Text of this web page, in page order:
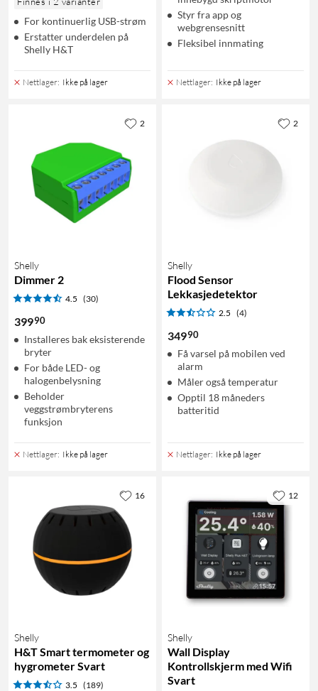
For kontinuerlig USB-strøm
Erstatter underdelen på
Shelly H&T
Nettlager: Ikke på lager
Styr fra app og
webgrensesnitt
Fleksibel innmating
Nettlager: Ikke på lager
Shelly
Dimmer 2
4.5 (30)
39990
Installeres bak eksisterende
bryter
For både LED- og
halogenbelysning
Beholder
veggstrømbryterens
funksjon
Nettlager: Ikke på lager
2
Shelly
Flood Sensor
Lekkasjedetektor
2.5 (4)
34990
Få varsel på mobilen ved
alarm
Måler også temperatur
Opptil 18 måneders
batteritid
Nettlager: Ikke på lager
2
Shelly
H&T Smart termometer og
hygrometer Svart
3.5 (189)
16
Shelly
Wall Display
Kontrollskjerm med Wifi
Svart
12